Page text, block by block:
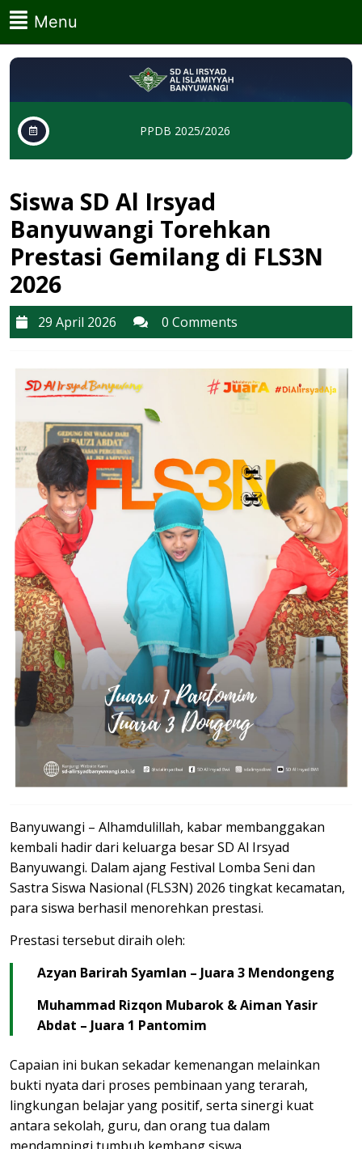
Skip
to
content
Menu
PPDB 2025/2026
Siswa SD Al Irsyad
Banyuwangi Torehkan
Prestasi Gemilang di FLS3N
2026
29 April 2026
29
April
0 Comments
Banyuwangi – Alhamdulillah, kabar membanggakan
kembali hadir dari keluarga besar SD Al Irsyad
Banyuwangi. Dalam ajang Festival Lomba Seni dan
Sastra Siswa Nasional (FLS3N) 2026 tingkat kecamatan,
para siswa berhasil menorehkan prestasi.
Prestasi tersebut diraih oleh:
Azyan Barirah Syamlan – Juara 3 Mendongeng
Muhammad Rizqon Mubarok & Aiman Yasir
Abdat – Juara 1 Pantomim
Capaian ini bukan sekadar kemenangan melainkan
bukti nyata dari proses pembinaan yang terarah,
lingkungan belajar yang positif, serta sinergi kuat
antara sekolah, guru, dan orang tua dalam